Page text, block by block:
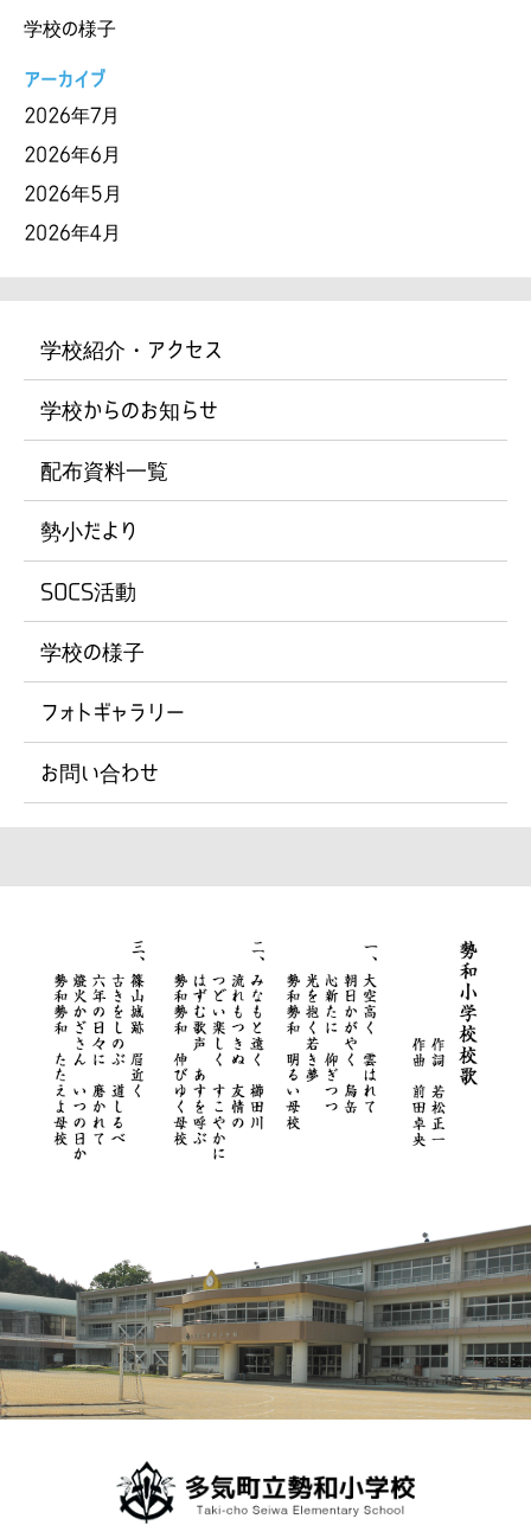
学校の様子
アーカイブ
2026年7月
2026年6月
2026年5月
2026年4月
学校紹介・アクセス
学校からのお知らせ
配布資料一覧
勢小だより
SOCS活動
学校の様子
フォトギャラリー
お問い合わせ